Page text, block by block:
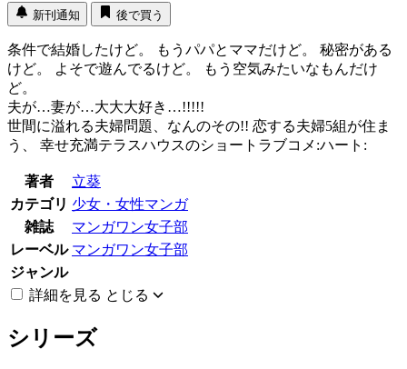
新刊通知 後で買う
条件で結婚したけど。 もうパパとママだけど。 秘密がある
けど。 よそで遊んでるけど。 もう空気みたいなもんだけ
ど。
夫が…妻が…大大大好き…!!!!!
世間に溢れる夫婦問題、なんのその!! 恋する夫婦5組が住ま
う、 幸せ充満テラスハウスのショートラブコメ:ハート:
著者
立葵
カテゴリ 少女・女性マンガ
雑誌
マンガワン女子部
レーベル マンガワン女子部
ジャンル
詳細を見る とじる
シリーズ